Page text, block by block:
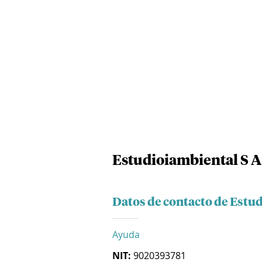
Estudioiambiental S A
Datos de contacto de
Ayuda
NIT: 9020393781